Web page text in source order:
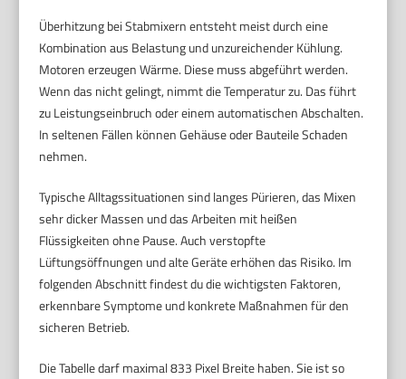
Überhitzung bei Stabmixern entsteht meist durch eine
Kombination aus Belastung und unzureichender Kühlung.
Motoren erzeugen Wärme. Diese muss abgeführt werden.
Wenn das nicht gelingt, nimmt die Temperatur zu. Das führt
zu Leistungseinbruch oder einem automatischen Abschalten.
In seltenen Fällen können Gehäuse oder Bauteile Schaden
nehmen.
Typische Alltagssituationen sind langes Pürieren, das Mixen
sehr dicker Massen und das Arbeiten mit heißen
Flüssigkeiten ohne Pause. Auch verstopfte
Lüftungsöffnungen und alte Geräte erhöhen das Risiko. Im
folgenden Abschnitt findest du die wichtigsten Faktoren,
erkennbare Symptome und konkrete Maßnahmen für den
sicheren Betrieb.
Die Tabelle darf maximal 833 Pixel Breite haben. Sie ist so